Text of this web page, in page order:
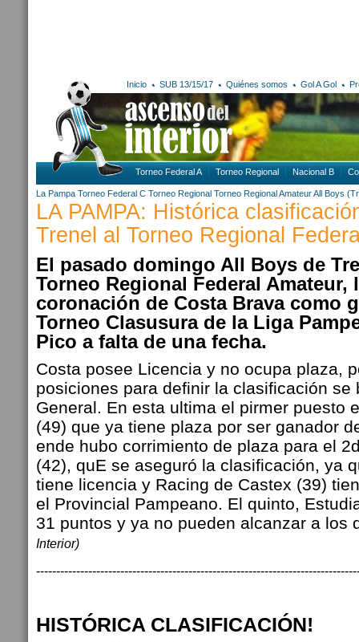
Inicio SUB 13/15/17 Quiénes somos Gol A Gol
Torneo Federal A Torneo Regional Nacional B
La Pampa Torneo Federal C Torneo Regional Torneo Regional AmateurAll Boys
LA PAMPA: Histórica
Trenel al Torneo Regional
El pasado domingo All Boys de
Torneo Regional Federal Amateur,
coronación de Costa Brava como
Torneo Clasusura de la Liga
Pico a falta de una fecha.
Costa posee Licencia y no ocupa plaza,
posiciones para definir la clasificación se
General. En esta ultima el pirmer puesto
(49) que ya tiene plaza por ser ganador
ende hubo corrimiento de plaza para el
(42), quE se aseguró la clasificación, ya
tiene licencia y Racing de Castex (39)
el Provincial Pampeano. El quinto,
31 puntos y ya no pueden alcanzar a los
Interior)
HISTÓRICA CLASIFICACIÓN!